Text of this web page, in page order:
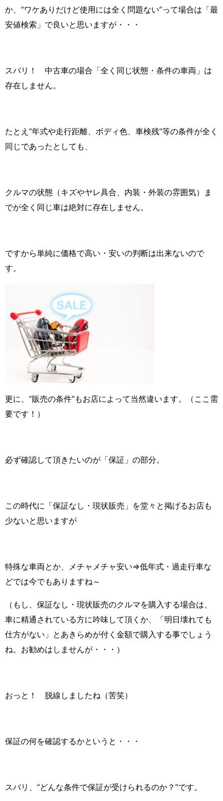
か、“ワケありだけど使用には全く問題ない”って場合は「最
安値検索」で良いと思いますが・・・
スバリ！ 中古車の場合「全く同じ状態・条件の車両」は
存在しません。
たとえ“年式や走行距離、ボディ色、車検残”等の条件が全く
同じであったとしても、
クルマの状態（キズやヤレ具合、内装・外装の雰囲気）ま
でが全く同じ車は絶対に存在しません。
ですから単純に価格で高い・安いの判断は出来ないので
す。
更に、“販売の条件”もお店によって当然違います。（ここ需
要です！）
必ず確認して頂きたいのが「保証」の部分。
この時代に「保証なし・現状販売」を堂々と掲げるお店も
少ないと思いますが
特殊な車両とか、メチャメチャ安い⇒低年式・過走行車な
どでは今でもありますね～
（もし、保証なし・現状販売のクルマを購入する場合は、
車に精通されている方に吟味して頂くか、「明日壊れても
仕方がない」とあきらめが付く金額で購入する事でしょう
ね。お勧めはしませんが・・・）
おっと！ 脱線しましたね（苦笑）
保証の何を確認するかというと・・・
スバリ、“どんな条件で保証が受けられるのか？”です。